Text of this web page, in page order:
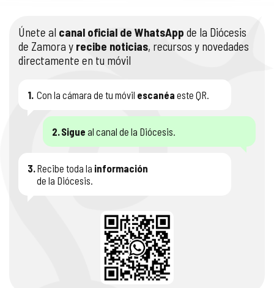
Únete al canal oficial de WhatsApp de la Diócesis
de Zamora y recibe noticias, recursos y novedades
directamente en tu móvil
1. Con la cámara de tu móvil escanéa este QR.
2.Sigue al canal de la Diócesis.
3.Recibe toda la información
de la Diócesis.